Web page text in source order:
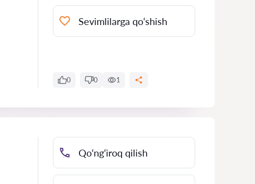
Sevimlilarga qo‘shish
0 0 1
Qo‘ng‘iroq qilish